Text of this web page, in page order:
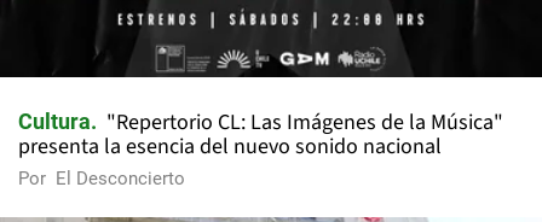
Cultura
"Repertorio CL: Las Imágenes de la Música"
presenta la esencia del nuevo sonido nacional
Por El Desconcierto